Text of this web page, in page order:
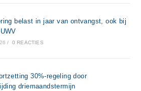
belast in jaar van ontvangst, ook bij
/ 0 REACTIES
30%-regeling door
driemaandstermijn